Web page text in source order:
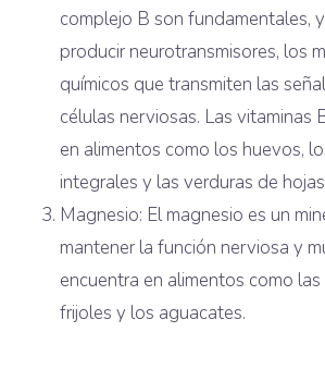
complejo B son fundamentales,
producir neurotransmisores, los
químicos que transmiten las
células nerviosas. Las vitaminas
en alimentos como los huevos,
integrales y las verduras de
Magnesio: El magnesio es un
mantener la función nerviosa y
encuentra en alimentos como
frijoles y los aguacates.